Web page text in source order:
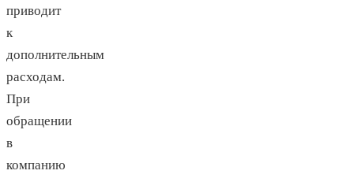
приводит
к
дополнительным
расходам.
При
обращении
в
компанию